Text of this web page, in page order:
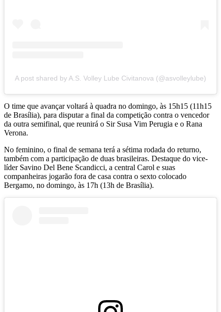
A post shared by A.S. Volley Lube Civitanova (@asvolleylube)
O time que avançar voltará à quadra no domingo, às 15h15 (11h15
de Brasília), para disputar a final da competição contra o vencedor
da outra semifinal, que reunirá o Sir Susa Vim Perugia e o Rana
Verona.
No feminino, o final de semana terá a sétima rodada do returno,
também com a participação de duas brasileiras. Destaque do vice-
líder Savino Del Bene Scandicci, a central Carol e suas
companheiras jogarão fora de casa contra o sexto colocado
Bergamo, no domingo, às 17h (13h de Brasília).